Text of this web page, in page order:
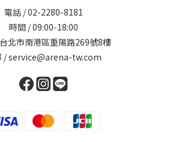
電話 / 02-2280-8181
時間 / 09:00-18:00
北市南港區重陽路269號8樓
/ service@arena-tw.com